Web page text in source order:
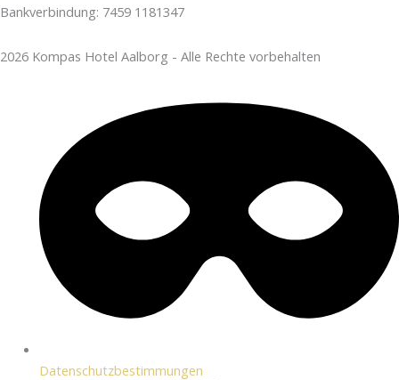
Bankverbindung: 7459 1181347
2026 Kompas Hotel Aalborg - Alle Rechte vorbehalten
Datenschutzbestimmungen